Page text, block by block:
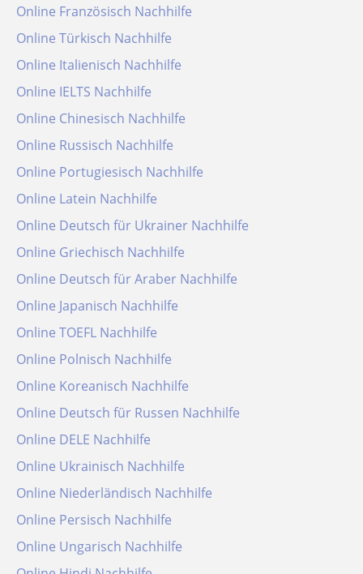
Online Französisch Nachhilfe
Online Türkisch Nachhilfe
Online Italienisch Nachhilfe
Online IELTS Nachhilfe
Online Chinesisch Nachhilfe
Online Russisch Nachhilfe
Online Portugiesisch Nachhilfe
Online Latein Nachhilfe
Online Deutsch für Ukrainer Nachhilfe
Online Griechisch Nachhilfe
Online Deutsch für Araber Nachhilfe
Online Japanisch Nachhilfe
Online TOEFL Nachhilfe
Online Polnisch Nachhilfe
Online Koreanisch Nachhilfe
Online Deutsch für Russen Nachhilfe
Online DELE Nachhilfe
Online Ukrainisch Nachhilfe
Online Niederländisch Nachhilfe
Online Persisch Nachhilfe
Online Ungarisch Nachhilfe